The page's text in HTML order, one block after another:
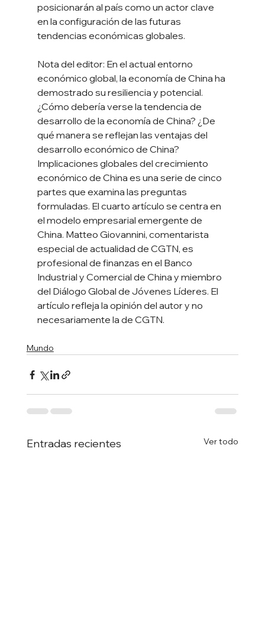
posicionarán al país como un actor clave
en la configuración de las futuras
tendencias económicas globales.
Nota del editor: En el actual entorno
económico global, la economía de China ha
demostrado su resiliencia y potencial.
¿Cómo debería verse la tendencia de
desarrollo de la economía de China? ¿De
qué manera se reflejan las ventajas del
desarrollo económico de China?
Implicaciones globales del crecimiento
económico de China es una serie de cinco
partes que examina las preguntas
formuladas. El cuarto artículo se centra en
el modelo empresarial emergente de
China. Matteo Giovannini, comentarista
especial de actualidad de CGTN, es
profesional de finanzas en el Banco
Industrial y Comercial de China y miembro
del Diálogo Global de Jóvenes Líderes. El
artículo refleja la opinión del autor y no
necesariamente la de CGTN.
Mundo
Entradas recientes Ver todo